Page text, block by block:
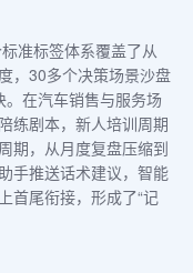
准标签体系覆盖了从
，30多个决策场景沙盘
在汽车销售与服务场
练剧本，新人培训周期
期，从月度复盘压缩到
手推送话术建议，智能
首尾衔接，形成了“记